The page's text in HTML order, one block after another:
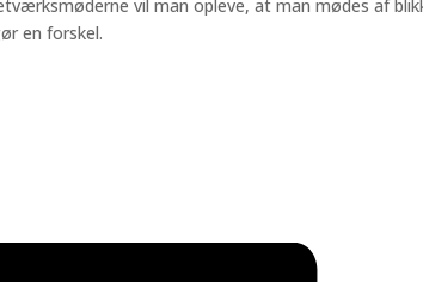
vil man opleve, at man mødes af
en forskel.